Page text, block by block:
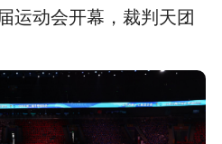
运动会开幕，裁判天团